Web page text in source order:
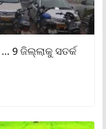
… 9 ଜିଲ୍ଲାକୁ ସତର୍କ